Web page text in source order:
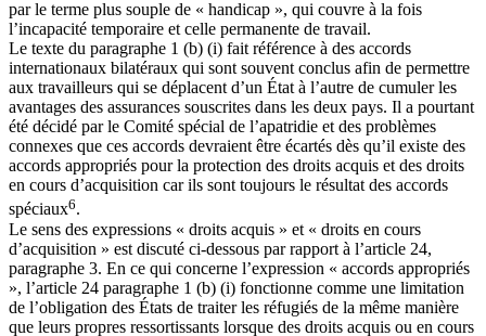
par le terme plus souple de « handicap », qui couvre à la fois
l’incapacité temporaire et celle permanente de travail.
Le texte du paragraphe 1 (b) (i) fait référence à des accords
internationaux bilatéraux qui sont souvent conclus afin de permettre
aux travailleurs qui se déplacent d’un État à l’autre de cumuler les
avantages des assurances souscrites dans les deux pays. Il a pourtant
été décidé par le Comité spécial de l’apatridie et des problèmes
connexes que ces accords devraient être écartés dès qu’il existe des
accords appropriés pour la protection des droits acquis et des droits
en cours d’acquisition car ils sont toujours le résultat des accords
spéciaux6.
Le sens des expressions « droits acquis » et « droits en cours
d’acquisition » est discuté ci-dessous par rapport à l’article 24,
paragraphe 3. En ce qui concerne l’expression « accords appropriés
», l’article 24 paragraphe 1 (b) (i) fonctionne comme une limitation
de l’obligation des États de traiter les réfugiés de la même manière
que leurs propres ressortissants lorsque des droits acquis ou en cours